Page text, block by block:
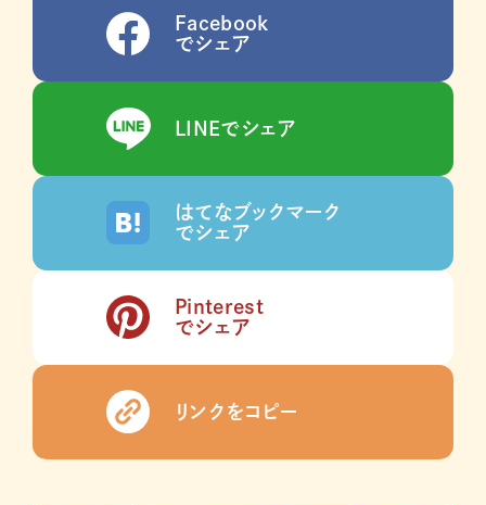
Facebook
でシェア
LINEでシェア
はてなブックマーク
でシェア
Pinterest
でシェア
リンクをコピー